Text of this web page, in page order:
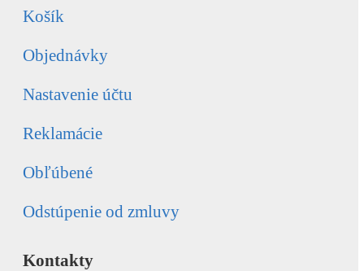
Košík
Objednávky
Nastavenie účtu
Reklamácie
Obľúbené
Odstúpenie od zmluvy
Kontakty